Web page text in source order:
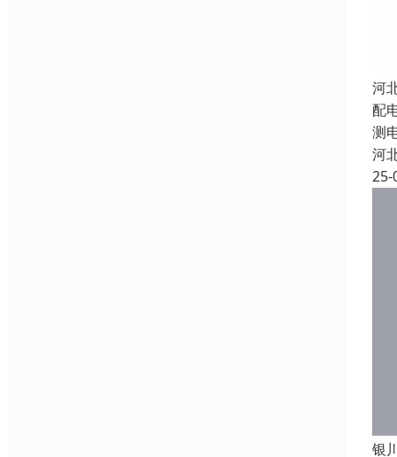
河
配
测
河
25-
银